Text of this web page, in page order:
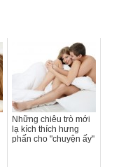
Những chiêu trò mới
lạ kích thích hưng
phấn cho "chuyện ấy"